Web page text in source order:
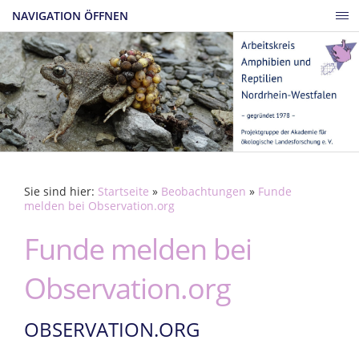
NAVIGATION ÖFFNEN
Sie sind hier: Startseite » Beobachtungen » Funde
melden bei Observation.org
Funde melden bei
Observation.org
OBSERVATION.ORG